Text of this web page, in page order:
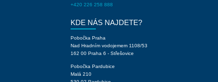
+420 226 258 888
KDE NÁS NAJDETE?
Pobočka Praha
Nad Hradním vodojemem 1108/53
162 00 Praha 6 - Střešovice
Pobočka Pardubice
Malá 210